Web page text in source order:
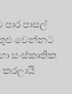
පාසල්
වෙන්නට
සංස්කෘතික